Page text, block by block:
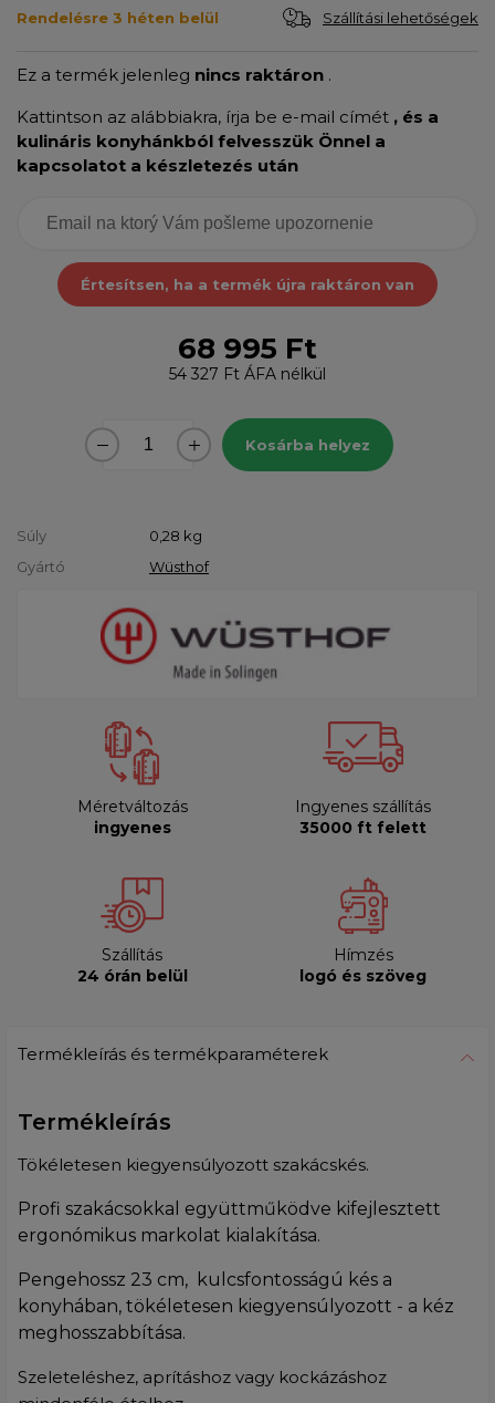
Rendelésre 3 héten belül Szállítási lehetőségek
Ez a termék jelenleg nincs raktáron .
Kattintson az alábbiakra, írja be e-mail címét , és a
kulináris konyhánkból felvesszük Önnel a
kapcsolatot a készletezés után
Értesítsen, ha a termék újra raktáron van
68 995 Ft
54 327 Ft ÁFA nélkül
Kosárba helyez
Súly 0,28 kg
Gyártó
Wüsthof
Méretváltozás
ingyenes
Ingyenes szállítás
35000 ft felett
Szállítás
24 órán belül
Hímzés
logó és szöveg
Termékleírás és termékparaméterek
Termékleírás
Tökéletesen kiegyensúlyozott szakácskés.
Profi szakácsokkal együttműködve kifejlesztett
ergonómikus markolat kialakítása.
Pengehossz 23 cm, kulcsfontosságú kés a
konyhában, tökéletesen kiegyensúlyozott - a kéz
meghosszabbítása.
Szeleteléshez, aprításhoz vagy kockázáshoz